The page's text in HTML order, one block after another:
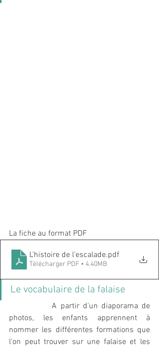
La fiche au format PDF
L'histoire de l'escalade.pdf
Télécharger PDF • 4.40MB
Le vocabulaire de la falaise
A partir d'un diaporama de
photos, les enfants apprennent à
nommer les différentes formations que
l'on peut trouver sur une falaise et les